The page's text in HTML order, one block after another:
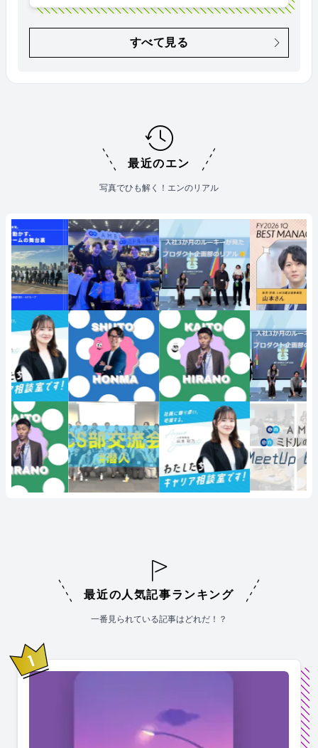
すべて見る
最近のエン
写真でひも解く！エンのリアル
最近の人気記事ランキング
一番見られている記事はどれだ！？
1位